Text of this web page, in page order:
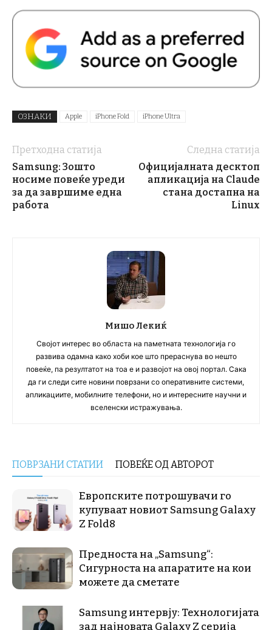
ОЗНАКИ Apple iPhone Fold iPhone Ultra
Претходна статија
Samsung: Зошто
носиме повеќе уреди
за да завршиме една
работа
Следна статија
Официјалната десктоп
апликација на Claude
стана достапна на
Linux
Мишо Лекиќ
Својот интерес во областа на паметната технологија го
развива одамна како хоби кое што прераснува во нешто
повеќе, па резултатот на тоа е и развојот на овој портал. Сака
да ги следи сите новини поврзани со оперативните системи,
апликациите, мобилните телефони, но и интересните научни и
вселенски истражувања.
ПОВРЗАНИ СТАТИИ ПОВЕЌЕ ОД АВТОРОТ
Европските потрошувачи го
купуваат новиот Samsung Galaxy
Z Fold8
Предноста на „Samsung“:
Сигурноста на апаратите на кои
можете да сметате
Samsung интервју: Технологијата
зад најновата Galaxy Z серија